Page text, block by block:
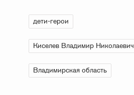
дети-герои
Киселев Владимир Николаевич
Владимирская область